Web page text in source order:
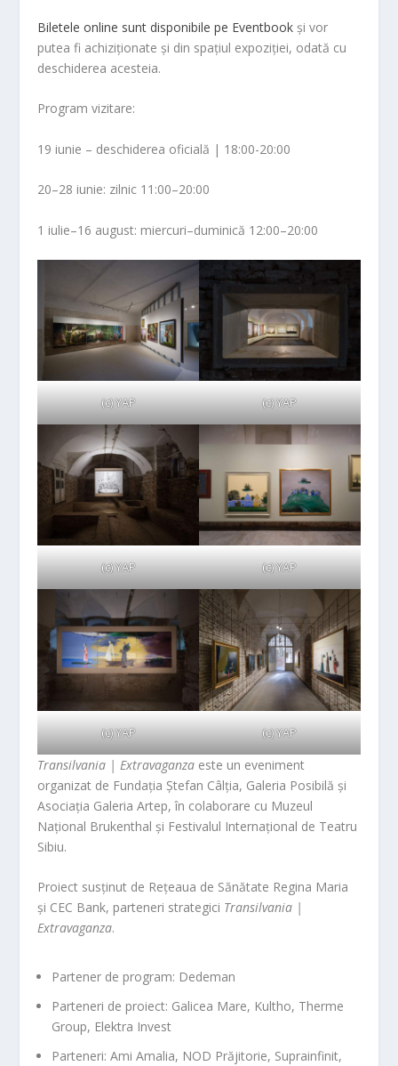
Biletele online sunt disponibile pe Eventbook și vor
putea fi achiziționate și din spațiul expoziției, odată cu
deschiderea acesteia.
Program vizitare:
19 iunie – deschiderea oficială | 18:00-20:00
20–28 iunie: zilnic 11:00–20:00
1 iulie–16 august: miercuri–duminică 12:00–20:00
(c) YAP (c) YAP
(c) YAP (c) YAP
(c) YAP (c) YAP
Transilvania | Extravaganza este un eveniment
organizat de Fundația Ștefan Câlția, Galeria Posibilă și
Asociația Galeria Artep, în colaborare cu Muzeul
Național Brukenthal și Festivalul Internațional de Teatru
Sibiu.
Proiect susținut de Rețeaua de Sănătate Regina Maria
și CEC Bank, parteneri strategici Transilvania |
Extravaganza.
Partener de program: Dedeman
Parteneri de proiect: Galicea Mare, Kultho, Therme
Group, Elektra Invest
Parteneri: Ami Amalia, NOD Prăjitorie, Suprainfinit,